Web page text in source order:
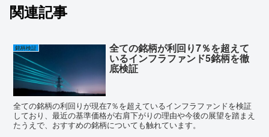
関連記事
銘柄検証 全ての銘柄が利回り7％を超えて
いるインフラファンド5銘柄を徹
底検証
全ての銘柄の利回りが現在7％を超えているインフラファンドを検証
しており、最近の基準価格が右肩下がりの理由や今後の展望を踏まえ
たうえで、おすすめの銘柄についても触れています。